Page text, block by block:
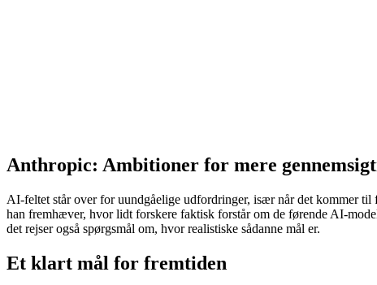
Anthropic: Ambitioner for mere
AI-feltet står over for uundgåelige udfordringer, især når det kommer
han fremhæver, hvor lidt forskere faktisk forstår om de førende AI-
det rejser også spørgsmål om, hvor realistiske sådanne mål er.
Et klart mål for fremtiden